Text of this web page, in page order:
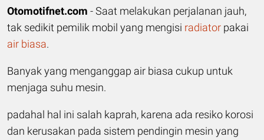
Otomotifnet.com - Saat melakukan perjalanan jauh,
tak sedikit pemilik mobil yang mengisi radiator pakai
air biasa.
Banyak yang menganggap air biasa cukup untuk
menjaga suhu mesin.
padahal hal ini salah kaprah, karena ada resiko korosi
dan kerusakan pada sistem pendingin mesin yang